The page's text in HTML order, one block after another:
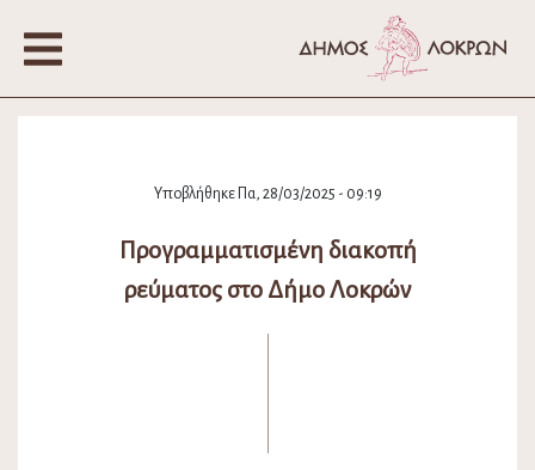
Υποβλήθηκε Πα, 28/03/2025 - 09:19
Προγραμματισμένη διακοπή
ρεύματος στο Δήμο Λοκρών